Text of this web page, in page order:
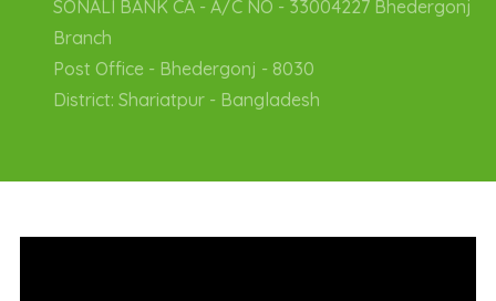
SONALI BANK CA - A/C NO - 33004227 Bhedergonj
Branch
Post Office - Bhedergonj - 8030
District: Shariatpur - Bangladesh